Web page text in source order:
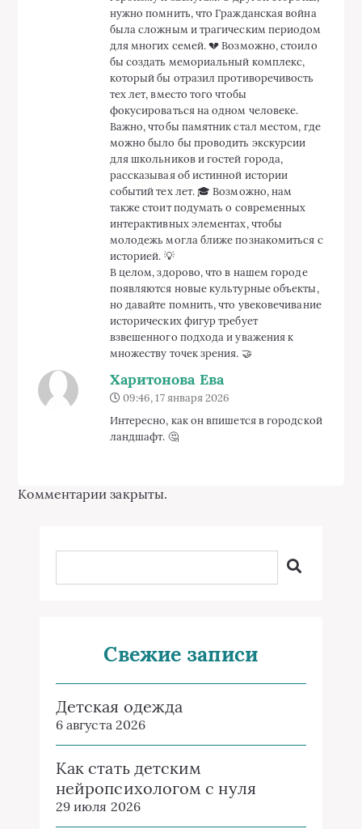
09:46, 17 января 2026
Интересно, как он впишется в городской
ландшафт. 🤔
Комментарии закрыты.
Свежие записи
Детская одежда
6 августа 2026
Как стать детским
нейропсихологом с нуля
29 июля 2026
27 июля 2026
десятилетия
22 июля 2026
Как выбрать газобетонный
завод?
20 июля 2026
Как купить виртуальный номер
для WhatsApp и пройти